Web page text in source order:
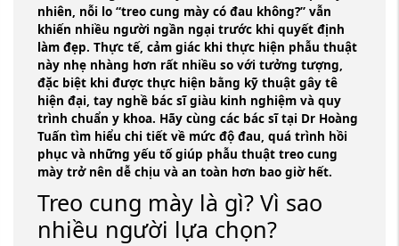
nhiên, nỗi lo “treo cung mày có đau không?” vẫn
khiến nhiều người ngần ngại trước khi quyết định
làm đẹp. Thực tế, cảm giác khi thực hiện phẫu thuật
này nhẹ nhàng hơn rất nhiều so với tưởng tượng,
đặc biệt khi được thực hiện bằng kỹ thuật gây tê
hiện đại, tay nghề bác sĩ giàu kinh nghiệm và quy
trình chuẩn y khoa. Hãy cùng các bác sĩ tại Dr Hoàng
Tuấn tìm hiểu chi tiết về mức độ đau, quá trình hồi
phục và những yếu tố giúp phẫu thuật treo cung
mày trở nên dễ chịu và an toàn hơn bao giờ hết.
Treo cung mày là gì? Vì sao
nhiều người lựa chọn?